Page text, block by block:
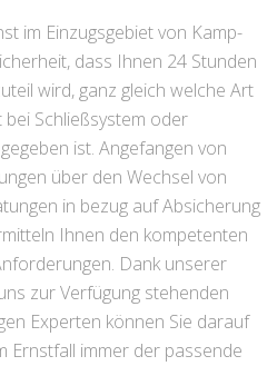
im Einzugsgebiet von Kamp-
dass Ihnen 24 Stunden
wird, ganz gleich welche Art
bei Schließsystem oder
ist. Angefangen von
über den Wechsel von
in bezug auf Absicherung
Ihnen den kompetenten
Dank unserer
zur Verfügung stehenden
Experten können Sie darauf
Ernstfall immer der passende